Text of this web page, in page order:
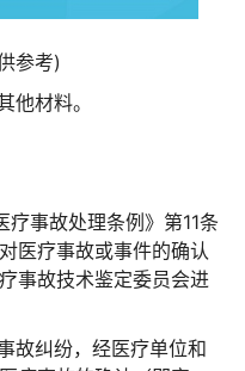
参考)
他材料。
疗事故处理条例》第11条
医疗事故或事件的确认
事故技术鉴定委员会进
故纠纷，经医疗单位和